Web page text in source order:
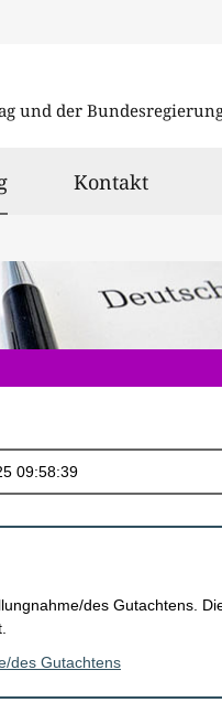
und der
ausgewählt
Kontakt
des Gutachtens.
des Gutachtens